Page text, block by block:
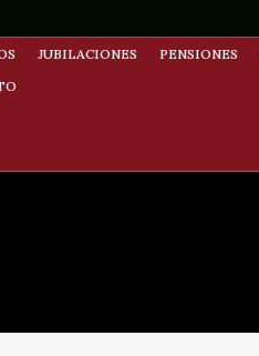
JUBILACIONES PENSIONES